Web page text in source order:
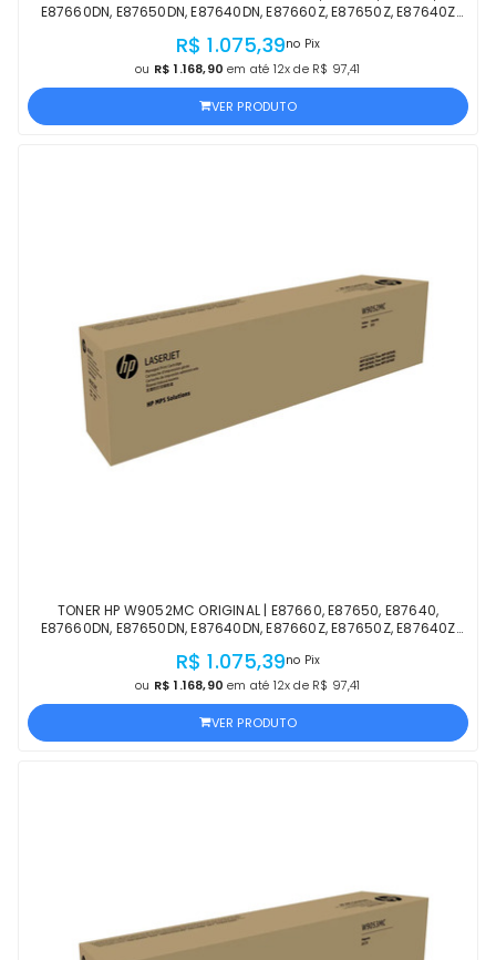
E87660DN, E87650DN, E87640DN, E87660Z, E87650Z, E87640Z
R$ 1.075,39no Pix
ou R$ 1.168,90 em até 12x de R$ 97,41
VER PRODUTO
TONER HP W9052MC ORIGINAL | E87660, E87650, E87640,
E87660DN, E87650DN, E87640DN, E87660Z, E87650Z, E87640Z
R$ 1.075,39no Pix
ou R$ 1.168,90 em até 12x de R$ 97,41
VER PRODUTO